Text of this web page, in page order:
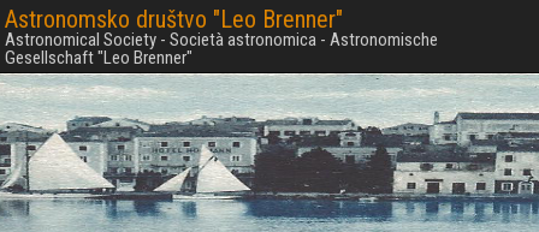
Astronomsko društvo "Leo Brenner"
Astronomical Society - Società astronomica - Astronomische
Gesellschaft "Leo Brenner"